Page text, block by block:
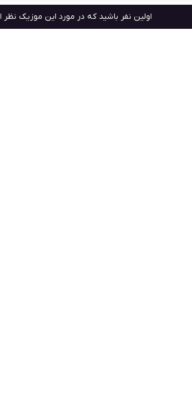
اولین نفر باشید که در مورد این موزیک نظر